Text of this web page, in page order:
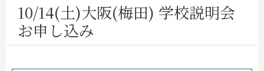
10/14(土)大阪(梅田) 学校説明会
お申し込み